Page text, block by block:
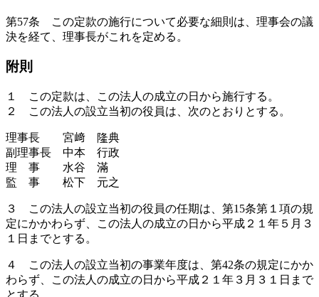
第57条 この定款の施行について必要な細則は、理事会の議
決を経て、理事長がこれを定める。
附則
１ この定款は、この法人の成立の日から施行する。
２ この法人の設立当初の役員は、次のとおりとする。
理事長 宮﨑 隆典
副理事長 中本 行政
理 事 水谷 滿
監 事 松下 元之
３ この法人の設立当初の役員の任期は、第15条第１項の規
定にかかわらず、この法人の成立の日から平成２１年５月３
１日までとする。
４ この法人の設立当初の事業年度は、第42条の規定にかか
わらず、この法人の成立の日から平成２１年３月３１日まで